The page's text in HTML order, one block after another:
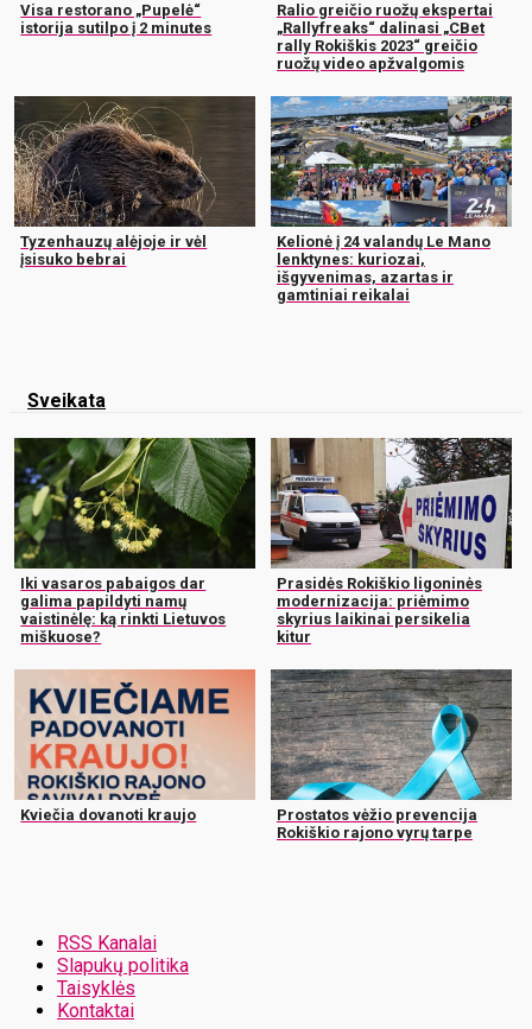
Visa restorano „Pupelė“
istorija sutilpo į 2 minutes
Ralio greičio ruožų ekspertai
„Rallyfreaks“ dalinasi „CBet
rally Rokiškis 2023“ greičio
ruožų video apžvalgomis
Tyzenhauzų alėjoje ir vėl
įsisuko bebrai
Kelionė į 24 valandų Le Mano
lenktynes: kuriozai,
išgyvenimas, azartas ir
gamtiniai reikalai
Sveikata
Iki vasaros pabaigos dar
galima papildyti namų
vaistinėlę: ką rinkti Lietuvos
miškuose?
Prasidės Rokiškio ligoninės
modernizacija: priėmimo
skyrius laikinai persikelia
kitur
Kviečia dovanoti kraujo
Prostatos vėžio prevencija
Rokiškio rajono vyrų tarpe
RSS Kanalai
Slapukų politika
Taisyklės
Kontaktai